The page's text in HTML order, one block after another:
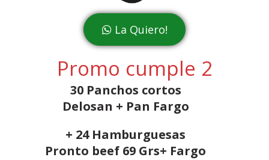
La Quiero!
Promo cumple 2
30 Panchos cortos
Delosan + Pan Fargo
+ 24 Hamburguesas
Pronto beef 69 Grs+ Fargo